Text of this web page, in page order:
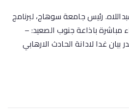
رئيس جامعة سوهاج، لبرنامج
مباشرة باذاعة جنوب الصعيد: –
غدا ﻻدانة الحادث اﻻرهابي